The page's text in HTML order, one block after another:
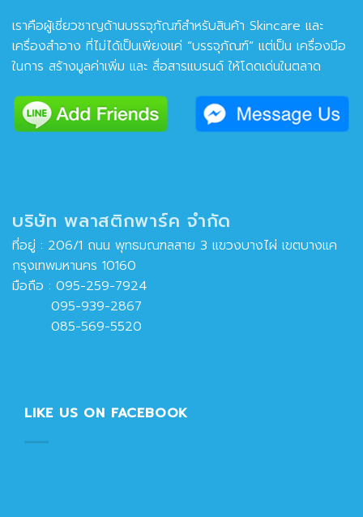
เราคือผู้เชี่ยวชาญด้านบรรจุภัณฑ์สำหรับสินค้า Skincare และ
เครื่องสำอาง ที่ไม่ได้เป็นเพียงแค่ “บรรจุภัณฑ์” แต่เป็น เครื่องมือ
ในการ สร้างมูลค่าเพิ่ม และ สื่อสารแบรนด์ ให้โดดเด่นในตลาด
บริษัท พลาสติกพาร์ค จำกัด
ที่อยู่ : 206/1 ถนน พุทธมณฑลสาย 3 แขวงบางไผ่ เขตบางแค
กรุงเทพมหานคร 10160
มือถือ : 095-259-7924
095-939-2867
085-569-5520
LIKE US ON FACEBOOK